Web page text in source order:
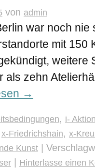
von admin
war noch
mit 150
weitere
als zehn
→
, i-
x-Friedrichshain, x-
Kunst
Hinterlasse einen